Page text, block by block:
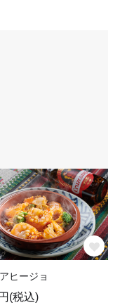
ヒージョ
(税込)